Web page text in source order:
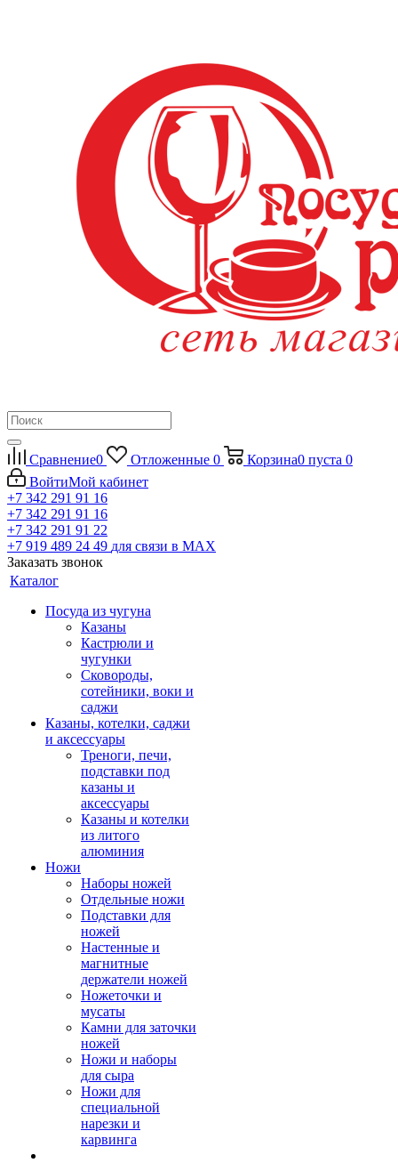
Сравнение0 Отложенные 0 Корзина0 пуста 0
ВойтиМой кабинет
+7 342 291 91 16
+7 342 291 91 16
+7 342 291 91 22
+7 919 489 24 49 для связи в МАХ
Заказать звонок
Каталог
Посуда из чугуна
Казаны
Кастрюли и
чугунки
Сковороды,
сотейники, воки и
саджи
Казаны, котелки, саджи
и аксессуары
Треноги, печи,
подставки под
казаны и
аксессуары
Казаны и котелки
из литого
алюминия
Ножи
Наборы ножей
Отдельные ножи
Подставки для
ножей
Настенные и
магнитные
держатели ножей
Ножеточки и
мусаты
Камни для заточки
ножей
Ножи и наборы
для сыра
Ножи для
специальной
нарезки и
карвинга